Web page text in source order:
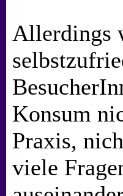
Allerdings
Konsum
Praxis,
viele